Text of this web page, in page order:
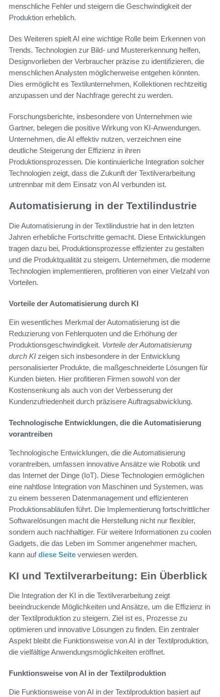
menschliche Fehler und steigern die Geschwindigkeit der
Produktion erheblich.
Des Weiteren spielt AI eine wichtige Rolle beim Erkennen von
Trends. Technologien zur Bild- und Mustererkennung helfen,
Designvorlieben der Verbraucher präzise zu identifizieren, die
menschlichen Analysten möglicherweise entgehen könnten.
Dies ermöglicht es Textilunternehmen, Kollektionen rechtzeitig
anzupassen und der Nachfrage gerecht zu werden.
Forschungsberichte, insbesondere von Unternehmen wie
Gartner, belegen die positive Wirkung von KI-Anwendungen.
Unternehmen, die AI effektiv nutzen, verzeichnen eine
deutliche Steigerung der Effizienz in ihren
Produktionsprozessen. Die kontinuierliche Integration solcher
Technologien zeigt, dass die Zukunft der Textilverarbeitung
untrennbar mit dem Einsatz von AI verbunden ist.
Automatisierung in der Textilindustrie
Die Automatisierung in der Textilindustrie hat in den letzten
Jahren erhebliche Fortschritte gemacht. Diese Entwicklungen
tragen dazu bei, Produktionsprozesse effizienter zu gestalten
und die Produktqualität zu steigern. Unternehmen, die moderne
Technologien implementieren, profitieren von einer Vielzahl von
Vorteilen.
Vorteile der Automatisierung durch KI
Ein wesentliches Merkmal der Automatisierung ist die
Reduzierung von Fehlerquoten und die Erhöhung der
Produktionsgeschwindigkeit. Vorteile der Automatisierung
durch KI zeigen sich insbesondere in der Entwicklung
personalisierter Produkte, die maßgeschneiderte Lösungen für
Kunden bieten. Hier profitieren Firmen sowohl von der
Kostensenkung als auch von der Verbesserung der
Kundenzufriedenheit durch präzisere Auftragsabwicklung.
Technologische Entwicklungen, die die Automatisierung
vorantreiben
Technologische Entwicklungen, die die Automatisierung
vorantreiben, umfassen innovative Ansätze wie Robotik und
das Internet der Dinge (IoT). Diese Technologien ermöglichen
eine nahtlose Integration von Maschinen und Systemen, was
zu einem besseren Datenmanagement und effizienteren
Produktionsabläufen führt. Die Implementierung fortschrittlicher
Softwarelösungen macht die Herstellung nicht nur flexibler,
sondern auch nachhaltiger. Für weitere Informationen zu coolen
Gadgets, die das Leben im Sommer angenehmer machen,
kann aufdiese Seite verwiesen werden.
KI und Textilverarbeitung: Ein Überblick
Die Integration der KI in die Textilverarbeitung zeigt
beeindruckende Möglichkeiten und Ansätze, um die Effizienz in
der Textilproduktion zu steigern. Ziel ist es, Prozesse zu
optimieren und innovative Lösungen zu finden. Ein zentraler
Aspekt bleibt die Funktionsweise von AI in der Textilproduktion,
die vielfältige Anwendungsmöglichkeiten eröffnet.
Funktionsweise von AI in der Textilproduktion
Die Funktionsweise von AI in der Textilproduktion basiert auf